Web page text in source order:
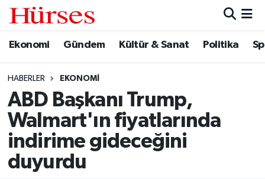
Ekonomi Gündem Kültür & Sanat Politika
HABERLER EKONOMI
ABD Başkanı Trump,
Walmart'ın fiyatlarında
indirime gideceğini
duyurdu
Ekonomi
Gündem
Kültür & Sanat
Politika
Spor
Hava Durumu
Trafik Durumu
Süper Lig Puan Durumu ve Fikstür
Tüm Manşetler
Son Dakika Haberleri